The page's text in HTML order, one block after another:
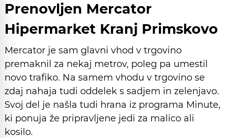
Prenovljen Mercator
Hipermarket Kranj Primskovo
Mercator je sam glavni vhod v trgovino
premaknil za nekaj metrov, poleg pa umestil
novo trafiko. Na samem vhodu v trgovino se
zdaj nahaja tudi oddelek s sadjem in zelenjavo.
Svoj del je našla tudi hrana iz programa Minute,
ki ponuja že pripravljene jedi za malico ali
kosilo.